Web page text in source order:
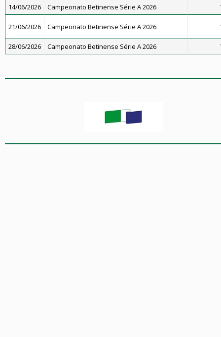
14/06/2026
Campeonato Betinense Série A 2026
21/06/2026 Campeonato Betinense Série A 2026
28/06/2026 Campeonato Betinense Série A 2026